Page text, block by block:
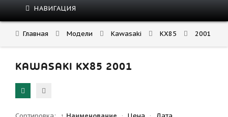
НАВИГАЦИЯ
Главная Модели Kawasaki KX85 2001
KAWASAKI KX85 2001